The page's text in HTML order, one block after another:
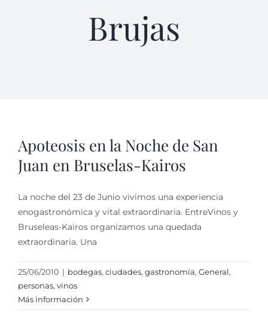
Brujas
Apoteosis en la Noche de San
Juan en Bruselas-Kairos
La noche del 23 de Junio vivimos una experiencia
enogastronómica y vital extraordinaria. EntreVinos y
Bruseleas-Kairos organizamos una quedada
extraordinaria. Una
25/06/2010 | bodegas, ciudades, gastronomí­a, General,
personas, vinos
Más información